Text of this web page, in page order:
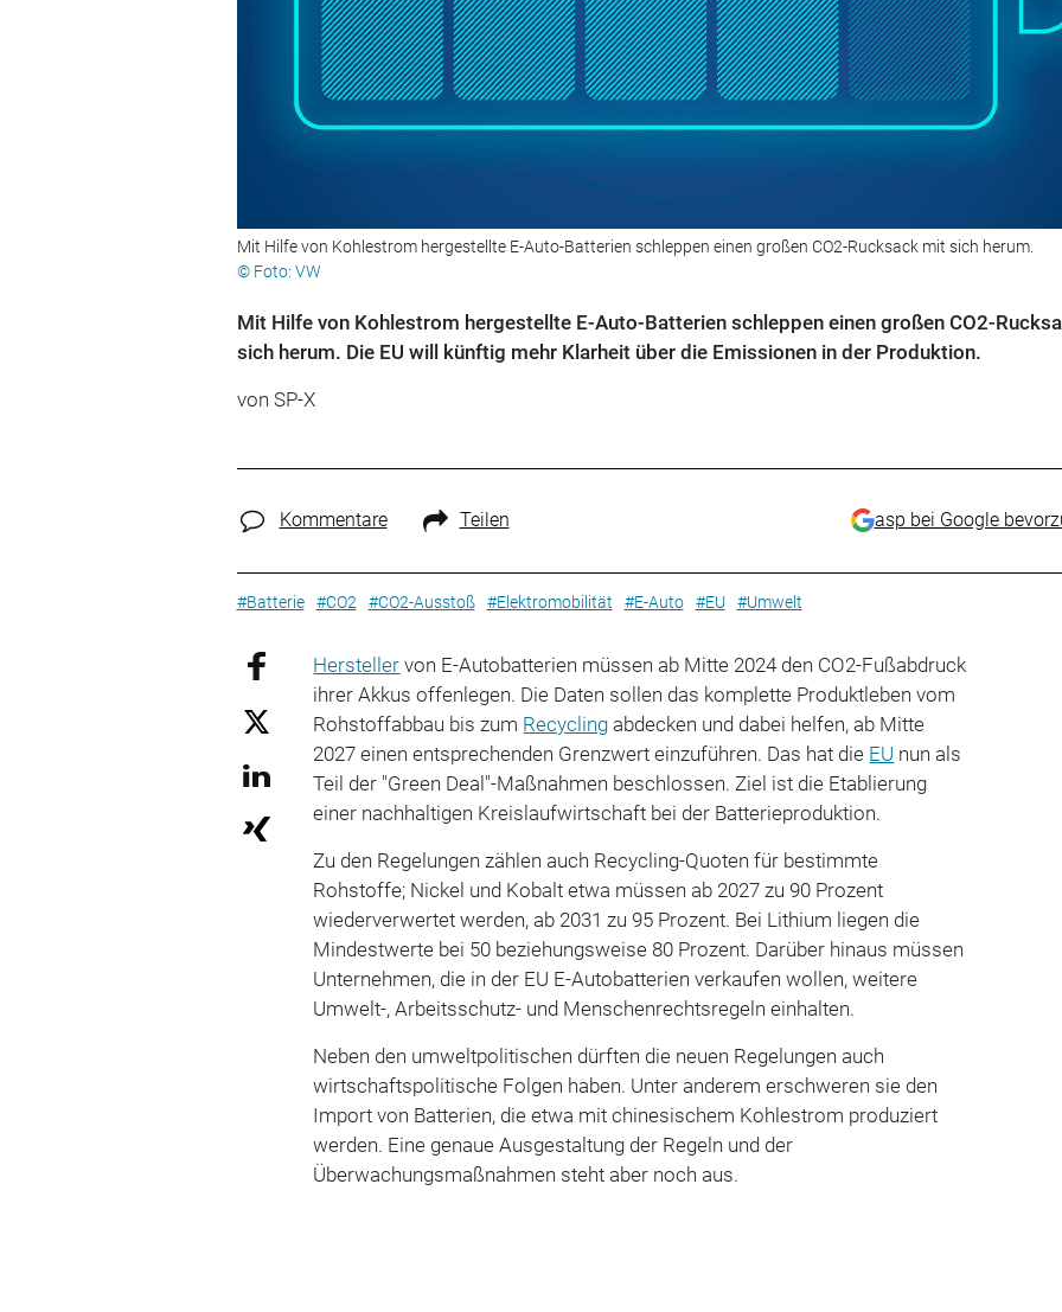
Mit Hilfe von Kohlestrom hergestellte E-Auto-Batterien schleppen einen großen CO2-Rucksack mit sich herum.
© Foto: VW
Mit Hilfe von Kohlestrom hergestellte E-Auto-Batterien schleppen einen großen CO2-
sich herum. Die EU will künftig mehr Klarheit über die Emissionen in der Produktion.
von SP-X
Kommentare Teilen asp bei Google
#Batterie #CO2 #CO2-Ausstoß #Elektromobilität #E-Auto #EU #Umwelt
Hersteller von E-Autobatterien müssen ab Mitte 2024 den CO2-Fußabdruck
ihrer Akkus offenlegen. Die Daten sollen das komplette Produktleben vom
Rohstoffabbau bis zum Recycling abdecken und dabei helfen, ab Mitte
2027 einen entsprechenden Grenzwert einzuführen. Das hat die EU nun als
Teil der "Green Deal"-Maßnahmen beschlossen. Ziel ist die Etablierung
einer nachhaltigen Kreislaufwirtschaft bei der Batterieproduktion.
Zu den Regelungen zählen auch Recycling-Quoten für bestimmte
Rohstoffe; Nickel und Kobalt etwa müssen ab 2027 zu 90 Prozent
wiederverwertet werden, ab 2031 zu 95 Prozent. Bei Lithium liegen die
Mindestwerte bei 50 beziehungsweise 80 Prozent. Darüber hinaus müssen
Unternehmen, die in der EU E-Autobatterien verkaufen wollen, weitere
Umwelt-, Arbeitsschutz- und Menschenrechtsregeln einhalten.
Neben den umweltpolitischen dürften die neuen Regelungen auch
wirtschaftspolitische Folgen haben. Unter anderem erschweren sie den
Import von Batterien, die etwa mit chinesischem Kohlestrom produziert
werden. Eine genaue Ausgestaltung der Regeln und der
Überwachungsmaßnahmen steht aber noch aus.